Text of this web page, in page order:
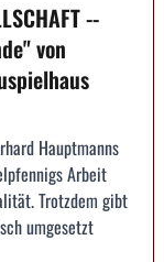
--
von
Hauptmanns
Arbeit
Trotzdem gibt
umgesetzt